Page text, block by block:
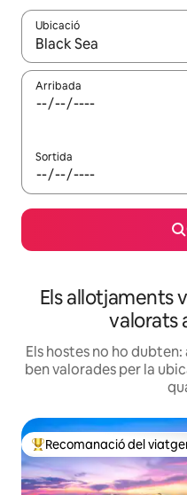
Ubicació
Quan els resultats
Arribada
Sortida
Els allotjaments
valorats
Els hostes no ho
ben valorades per la
Principals recomanacions
Recomanació del